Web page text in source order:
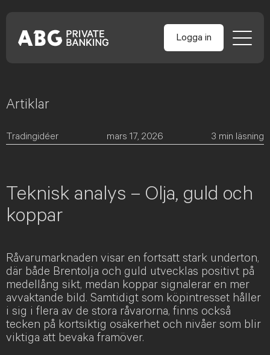
Skip
content
Logga in
Artiklar
Tradingidéer mars 17, 2026 3 min läsning
Teknisk analys – Olja, guld och
koppar
Råvarumarknaden visar en fortsatt stark underton,
där både Brentolja och guld utvecklas positivt på
medellång sikt, medan koppar signalerar en mer
avvaktande bild. Samtidigt som köpintresset håller
i sig i flera av de stora råvarorna, finns också
tecken på kortsiktig osäkerhet och nivåer som blir
viktiga att bevaka framöver.